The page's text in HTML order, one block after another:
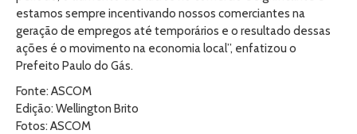
estamos sempre incentivando nossos comerciantes na
geração de empregos até temporários e o resultado dessas
ações é o movimento na economia local”, enfatizou o
Prefeito Paulo do Gás.
Fonte: ASCOM
Edição: Wellington Brito
Fotos: ASCOM